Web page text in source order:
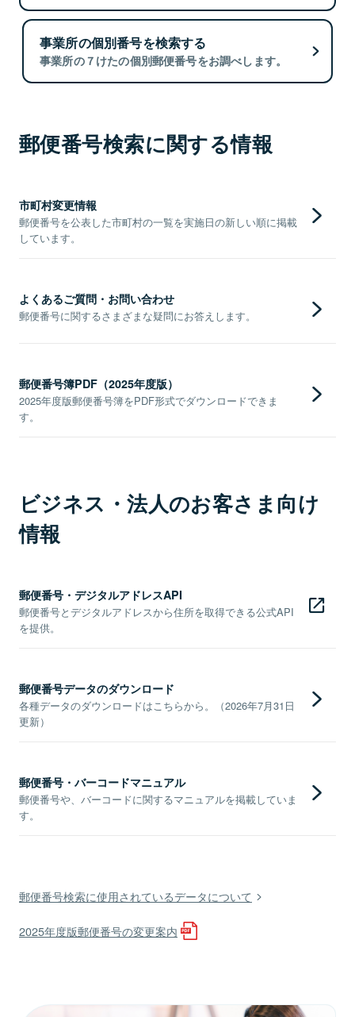
事業所の個別番号を検索する
事業所の７けたの個別郵便番号をお調べします。
郵便番号検索に関する情報
市町村変更情報
郵便番号を公表した市町村の一覧を実施日の新しい順に掲載
しています。
よくあるご質問・お問い合わせ
郵便番号に関するさまざまな疑問にお答えします。
郵便番号簿PDF（2025年度版）
2025年度版郵便番号簿をPDF形式でダウンロードできま
す。
ビジネス・法人のお客さま向け
情報
郵便番号・デジタルアドレスAPI
郵便番号とデジタルアドレスから住所を取得できる公式API
を提供。
郵便番号データのダウンロード
各種データのダウンロードはこちらから。（2026年7月31日
更新）
郵便番号・バーコードマニュアル
郵便番号や、バーコードに関するマニュアルを掲載していま
す。
郵便番号検索に使用されているデータについて
2025年度版郵便番号の変更案内